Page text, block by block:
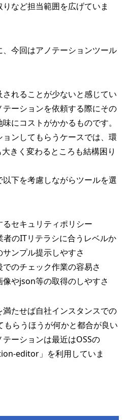
など担当範囲を広げていま
今回はアノテーションツール
れることが少ないと感じてい
ーションを依頼する際にその
にコストがかかるものです。
ンしてもらうケースでは、環
きく変わるところも結構困り
下を考慮しながらツールを選
るセキュリティポリシー
者のITリテラシに合うレベルか
サンプル提示しやすさ
でのチェック作業の容易さ
像やjson等の取得のしやすさ
たせば自社インスタンスでの
もらうほうが何かと都合が良い
ーションは最近はOSSの
editor」を利用していま